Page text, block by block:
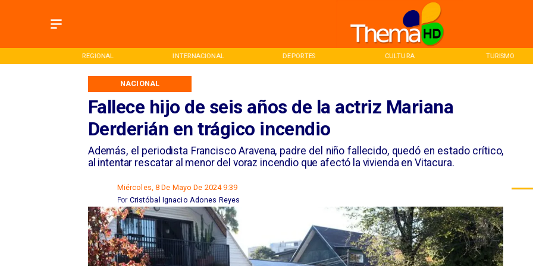
INTERNACIONAL DEPORTES CULTURA TURISMO INICIO
Fallece hijo de seis años de la actriz Mariana
Derderián en trágico incendio
Además, el periodista Francisco Aravena, padre del niño fallecido, quedó en estado crítico,
al intentar rescatar al menor del voraz incendio que afectó la vivienda en Vitacura.
NACIONAL
Miércoles, 8 De Mayo De 2024 9:39
Cristóbal Ignacio Adones Reyes
Por